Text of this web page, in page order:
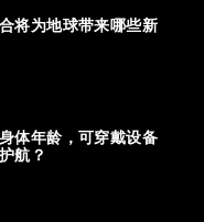
将为地球带来哪些新
体年龄，可穿戴设备
航？